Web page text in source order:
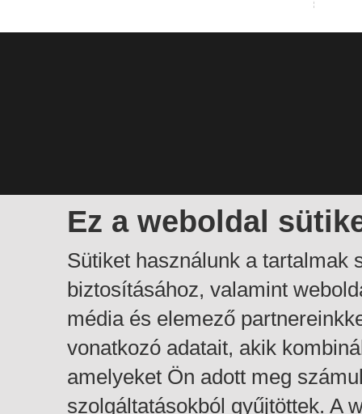
Ez a weboldal
Sütiket használunk a tartalmak
biztosításához, valamint
média és elemező
vonatkozó adatait, akik
amelyeket Ön adott meg
szolgáltatásokból gyűjtöttek. A